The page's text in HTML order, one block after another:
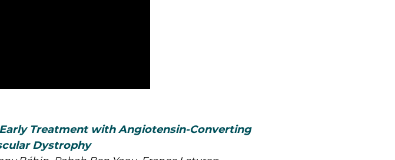
Treatment with Angiotensin-Converting
Dystrophy